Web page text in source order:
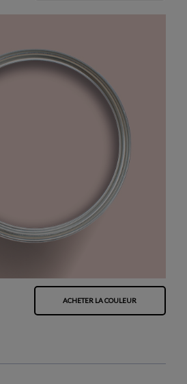
ACHETER LA COULEUR